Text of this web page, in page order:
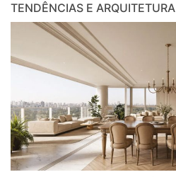
TENDÊNCIAS E ARQUITETURA